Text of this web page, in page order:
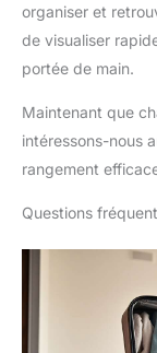
organiser et
de visualiser
portée de main.
Maintenant que
intéressons-nous
rangement
Questions